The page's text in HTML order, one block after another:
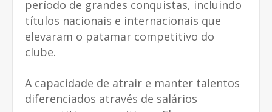
período de grandes conquistas, incluindo
títulos nacionais e internacionais que
elevaram o patamar competitivo do
clube.
A capacidade de atrair e manter talentos
diferenciados através de salários